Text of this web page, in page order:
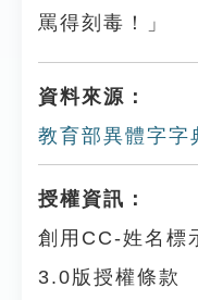
罵得刻毒！」
資料來源：
教育部異體字字
授權資訊：
創用CC-姓名標
3.0版授權條款